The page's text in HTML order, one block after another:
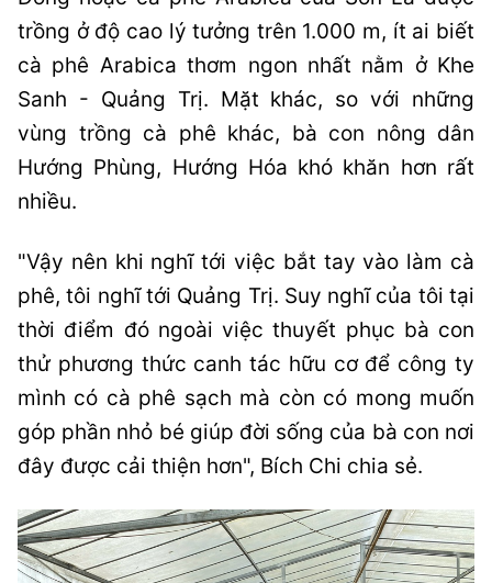
trồng ở độ cao lý tưởng trên 1.000 m, ít ai biết
cà phê Arabica thơm ngon nhất nằm ở Khe
Sanh - Quảng Trị. Mặt khác, so với những
vùng trồng cà phê khác, bà con nông dân
Hướng Phùng, Hướng Hóa khó khăn hơn rất
nhiều.
"Vậy nên khi nghĩ tới việc bắt tay vào làm cà
phê, tôi nghĩ tới Quảng Trị. Suy nghĩ của tôi tại
thời điểm đó ngoài việc thuyết phục bà con
thử phương thức canh tác hữu cơ để công ty
mình có cà phê sạch mà còn có mong muốn
góp phần nhỏ bé giúp đời sống của bà con nơi
đây được cải thiện hơn", Bích Chi chia sẻ.